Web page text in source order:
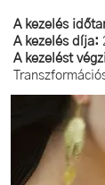
A kezelés
A kezelés díja:
A kezelést